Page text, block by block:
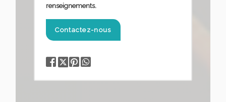
renseignements.
Contactez-nous